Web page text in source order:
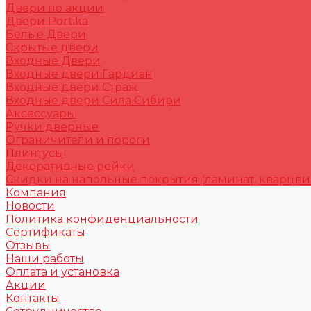
Двери по акции
Двери Portika
Белые Двери
Скрытые двери
Входные Двери
Входные двери Гардиан
Входные двери Страж
Входные двери Сила Сибири
Аксессуары
Ручки дверные
Ограничители и пороги
Плинтусы
Декоративные рейки
Скидки на напольные покрытия (ламинат,
Компания
Новости
Политика конфиденциальности
Сертификаты
Отзывы
Наши работы
Оплата и установка
Акции
Контакты